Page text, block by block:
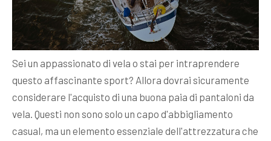
Sei un appassionato di vela o stai per intraprendere
questo affascinante sport? Allora dovrai sicuramente
considerare l'acquisto di una buona paia di pantaloni da
vela. Questi non sono solo un capo d'abbigliamento
casual, ma un elemento essenziale dell'attrezzatura che